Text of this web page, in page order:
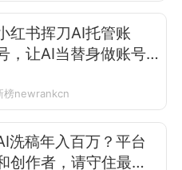
红书挥刀AI托管账
，让AI当替身做账号
榜newrankcn
洗稿年入百万？平台
创作者，请守住最后